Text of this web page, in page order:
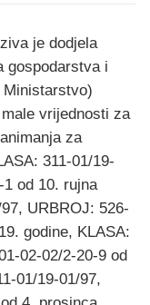
je dodjela
gospodarstva i
vrijednosti za
za
311-01/19-
od 10. rujna
URBROJ: 526-
godine, KLASA:
02-02/2-20-9 od
01/19-01/97,